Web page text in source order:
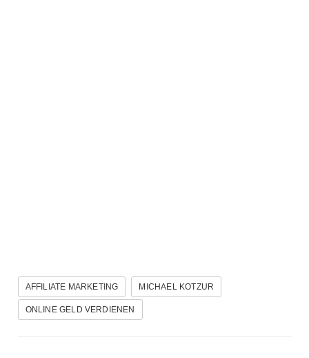
AFFILIATE MARKETING MICHAEL KOTZUR
ONLINE GELD VERDIENEN